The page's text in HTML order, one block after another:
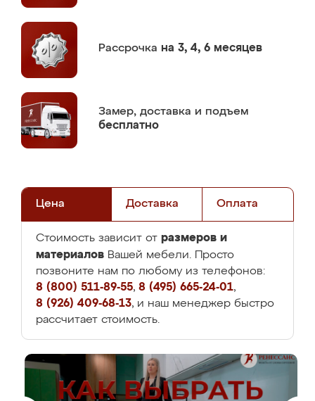
Рассрочка на 3, 4, 6 месяцев
Замер, доставка и подъем
бесплатно
Цена Доставка Оплата
Стоимость зависит от размеров и
материалов Вашей мебели. Просто
позвоните нам по любому из телефонов:
8 (800) 511-89-55, 8 (495) 665-24-01,
8 (926) 409-68-13, и наш менеджер быстро
рассчитает стоимость.